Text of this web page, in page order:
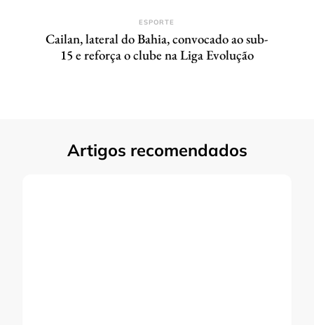
ESPORTE
Cailan, lateral do Bahia, convocado ao sub-
15 e reforça o clube na Liga Evolução
Artigos recomendados